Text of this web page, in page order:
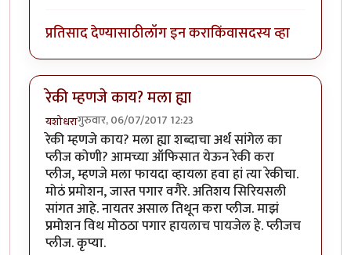
प्रतिसाद देण्यासाठीलॉग इन कराकिंवासदस्य व्हा
रेकी म्हणजे काय? मला ह्या
यशोधरागुरुवार, 06/07/2017 12:23
रेकी म्हणजे काय? मला ह्या शब्दाचा अर्थ सांगेल का
प्लीज कोणी? आमच्या ऑफिसात येऊन रेकी करा
प्लीज, म्हणजे मला फायदा व्हायला हवा हां त्या रेकीचा.
मोठं प्रमोशन, जास्त पगार वगैरे. अतिशय सिरियसली
सांगत आहे. नायतर असाल तिथून करा प्लीज. माझं
प्रमोशन विथ मोठठा पगार हायलाच पायजेल हे. प्लीजच
प्लीज. कृप्या.